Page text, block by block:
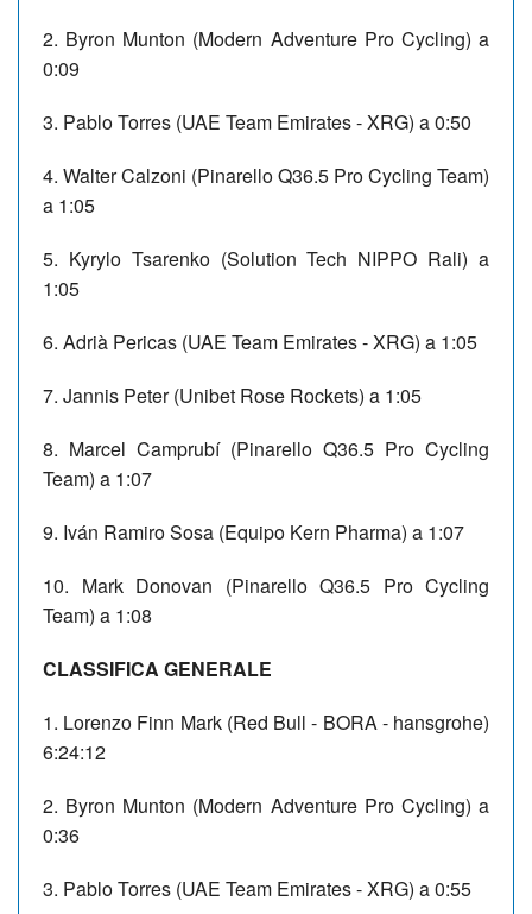
2. Byron Munton (Modern Adventure Pro Cycling) a
0:09
3. Pablo Torres (UAE Team Emirates - XRG) a 0:50
4. Walter Calzoni (Pinarello Q36.5 Pro Cycling Team)
a 1:05
5. Kyrylo Tsarenko (Solution Tech NIPPO Rali) a
1:05
6. Adrià Pericas (UAE Team Emirates - XRG) a 1:05
7. Jannis Peter (Unibet Rose Rockets) a 1:05
8. Marcel Camprubí (Pinarello Q36.5 Pro Cycling
Team) a 1:07
9. Iván Ramiro Sosa (Equipo Kern Pharma) a 1:07
10. Mark Donovan (Pinarello Q36.5 Pro Cycling
Team) a 1:08
CLASSIFICA GENERALE
1. Lorenzo Finn Mark (Red Bull - BORA - hansgrohe)
6:24:12
2. Byron Munton (Modern Adventure Pro Cycling) a
0:36
3. Pablo Torres (UAE Team Emirates - XRG) a 0:55